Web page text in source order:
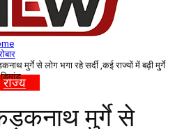
देश
विदेश
राज्य
उत्तर प्रदेश
मुर्गे से लोग भगा रहे सर्दी ,कई राज्यों में बढ़ी मु्र्गे
मुर्गे से